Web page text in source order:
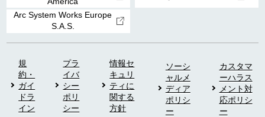
Arc System Works Europe
S.A.S.
規
約・
ガイ
ドラ
イン
プラ
イバ
シー
ポリ
シー
情報セ
キュリ
ティに
関する
方針
ソーシ
ャルメ
ディア
ポリシ
ー
カスタマ
ーハラス
メント対
応ポリシ
ー